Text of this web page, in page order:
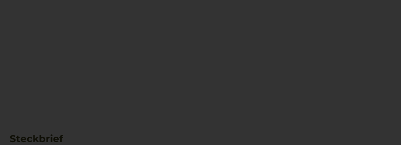
Steckbrief